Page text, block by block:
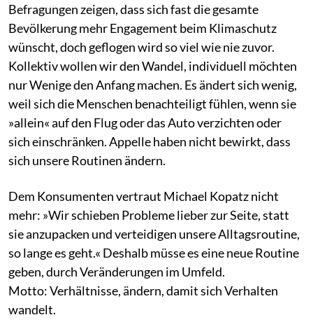
Befragungen zeigen, dass sich fast die gesamte
Bevölkerung mehr Engagement beim Klimaschutz
wünscht, doch geflogen wird so viel wie nie zuvor.
Kollektiv wollen wir den Wandel, individuell möchten
nur Wenige den Anfang machen. Es ändert sich wenig,
weil sich die Menschen benachteiligt fühlen, wenn sie
»allein« auf den Flug oder das Auto verzichten oder
sich einschränken. Appelle haben nicht bewirkt, dass
sich unsere Routinen ändern.
Dem Konsumenten vertraut Michael Kopatz nicht
mehr: »Wir schieben Probleme lieber zur Seite, statt
sie anzupacken und verteidigen unsere Alltagsroutine,
so lange es geht.« Deshalb müsse es eine neue Routine
geben, durch Veränderungen im Umfeld.
Motto: Verhältnisse, ändern, damit sich Verhalten
wandelt.